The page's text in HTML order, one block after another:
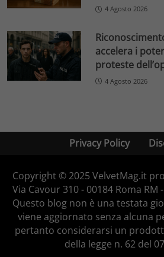
4 Agosto 2026
accelera i
proteste
4 Agosto 2026
Privacy Policy
Copyright © 2025 VelvetMag.it
Via Cavour 310 - 00184 Roma RM
Questo blog non è una testata
viene aggiornato senza alcuna
pertanto considerarsi un
della legge n. 62 del